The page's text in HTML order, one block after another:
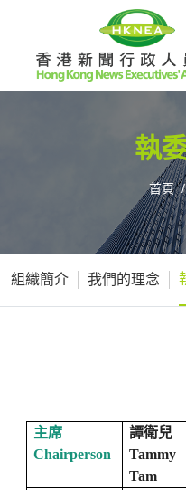
執
首頁
組織簡介 我們的理念
主席
Chairperson
譚衛兒
Tammy
Tam